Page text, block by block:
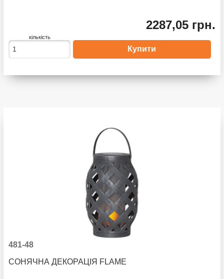
2287,05 грн.
кількість
481-48
СОНЯЧНА ДЕКОРАЦІЯ FLAME